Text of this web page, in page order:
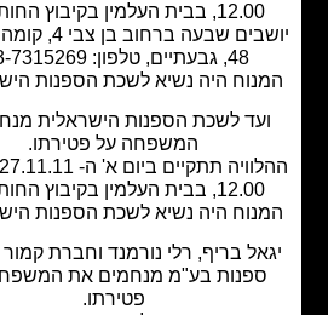
יושבים שבעה ברחוב בן צבי 4, קומה 8, דירה
היה נשיא לשכת הספנות הישראלית.
לשכת הספנות הישראלית מנחם את
המשפחה על פטירתו.
ההלוויה תתקיים ביום א' ה- 27.11.11, בשעה
היה נשיא לשכת הספנות הישראלית.
בריף, רלי נורמנד וחברת קמור שירותי
בע"מ מנחמים את המשפחה על